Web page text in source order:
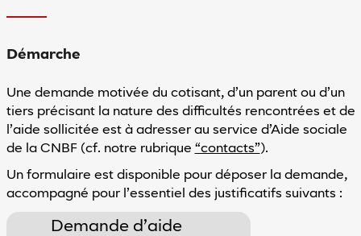
Démarche
Une demande motivée du cotisant, d’un parent ou d’un
tiers précisant la nature des difficultés rencontrées et de
l’aide sollicitée est à adresser au service d’Aide sociale
de la CNBF (cf. notre rubrique “contacts”).
Un formulaire est disponible pour déposer la demande,
accompagné pour l’essentiel des justificatifs suivants :
Demande d’aide